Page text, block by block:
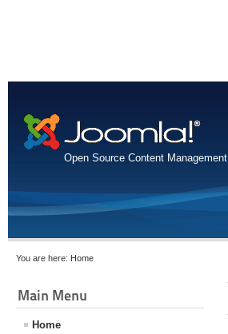
Open Source Content Management
You are here: Home
Main Menu
Home